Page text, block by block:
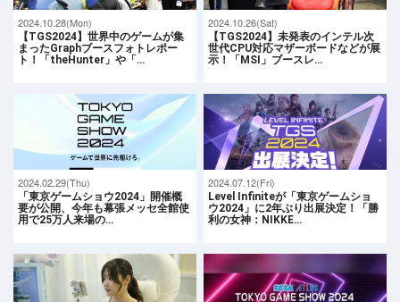
2024.10.28(Mon)
【TGS2024】世界中のゲームが集
まったGraphブースフォトレポー
ト！「theHunter」や「…
2024.10.26(Sat)
【TGS2024】未発表のインテル次
世代CPU対応マザーボードなどが展
示！「MSI」ブースレ…
2024.02.29(Thu)
「東京ゲームショウ2024」開催概
要が公開、今年も幕張メッセ全館使
用で25万人来場の…
2024.07.12(Fri)
Level Infiniteが「東京ゲームショ
ウ2024」に2年ぶり出展決定！「勝
利の女神：NIKKE…